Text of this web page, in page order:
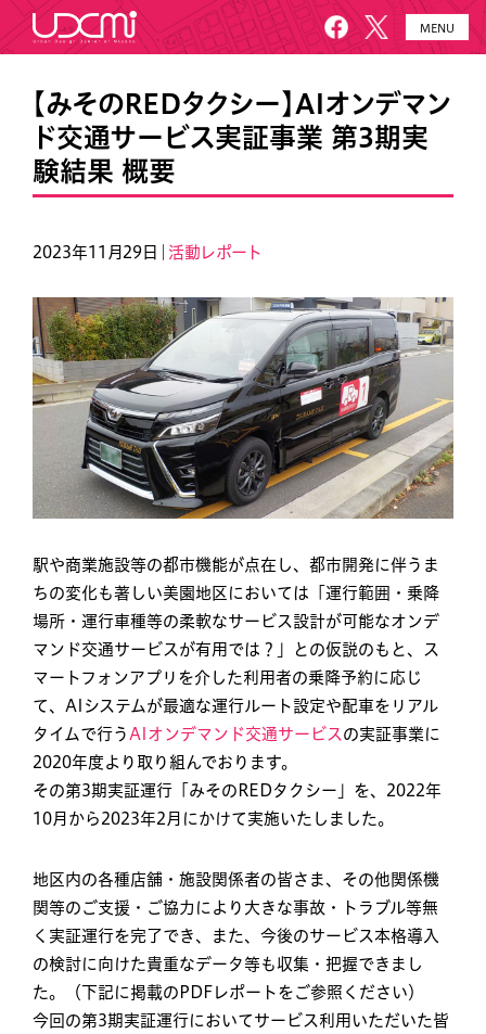
MENU
HOME UDCMiとは
施設概要 美園について
プロジェクト
【みそのREDタクシー】AIオンデマン
ド交通サービス実証事業 第3期実
験結果 概要
2023年11月29日｜ 活動レポート
駅や商業施設等の都市機能が点在し、都市開発に伴うま
ちの変化も著しい美園地区においては「運行範囲・乗降
場所・運行車種等の柔軟なサービス設計が可能なオンデ
マンド交通サービスが有用では？」との仮説のもと、ス
マートフォンアプリを介した利用者の乗降予約に応じ
て、AIシステムが最適な運行ルート設定や配車をリアル
タイムで行う AIオンデマンド交通サービス の実証事業に
2020年度より取り組んでおります。
その第3期実証運行「みそのREDタクシー」を、2022年
10月から2023年2月にかけて実施いたしました。
地区内の各種店舗・施設関係者の皆さま、その他関係機
関等のご支援・ご協力により大きな事故・トラブル等無
く実証運行を完了でき、また、今後のサービス本格導入
の検討に向けた貴重なデータ等も収集・把握できまし
た。（下記に掲載のPDFレポートをご参照ください）
今回の第3期実証運行においてサービス利用いただいた皆